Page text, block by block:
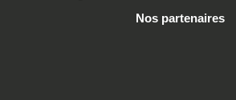
Nos partenaires